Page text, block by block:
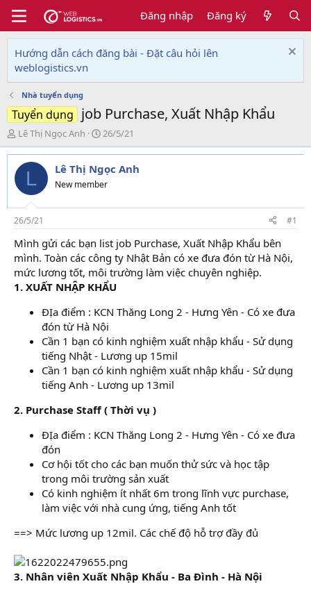
Đăng nhập Đăng ký
Hướng dẫn cách đăng bài - Đặt câu hỏi lên
weblogistics.vn
Nhà tuyển dụng
Tuyển dụng job Purchase, Xuất Nhập Khẩu
T
h
r
e
d
s
t
a
r
t
e
r
Lê Thị Ngọc Anh
N
g
à
y
g
i
26/5/21
L Lê Thị Ngọc Anh
New member
26/5/21 #1
Mình gửi các bạn list job Purchase, Xuất Nhập Khẩu bên
mình. Toàn các công ty Nhật Bản có xe đưa đón từ Hà Nội,
mức lương tốt, môi trường làm việc chuyên nghiệp.
1. XUẤT NHẬP KHẨU
ĐỊa điểm : KCN Thăng Long 2 - Hưng Yên - Có xe đưa
đón từ Hà Nội
Cần 1 bạn có kinh nghiệm xuất nhập khẩu - Sử dụng
tiếng Nhật - Lương up 15mil
Cần 1 bạn có kinh nghiệm xuất nhập khẩu - Sử dụng
tiếng Anh - Lương up 13mil
2. Purchase Staff ( Thời vụ )
ĐỊa điểm : KCN Thăng Long 2 - Hưng Yên - Có xe đưa
đón
Cơ hội tốt cho các bạn muốn thử sức và học tập
trong môi trường sản xuất
Có kinh nghiệm ít nhất 6m trong lĩnh vực purchase,
làm việc với nhà cung ứng, tiếng Anh tốt
==> Mức lương up 12mil. Các chế độ hỗ trợ đầy đủ
3. Nhân viên Xuất Nhập Khẩu - Ba Đình - Hà Nội